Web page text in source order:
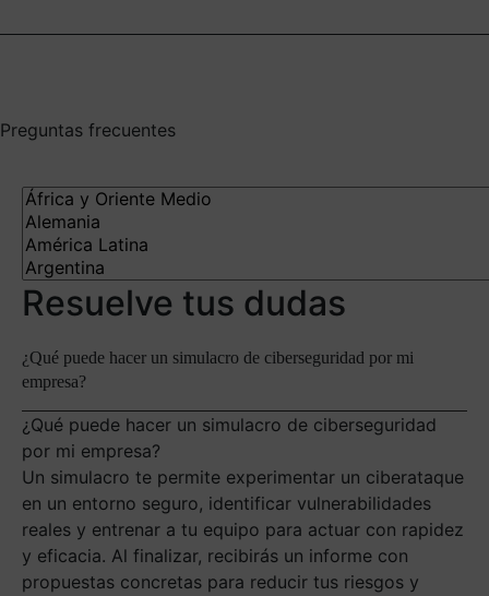
Preguntas frecuentes
Resuelve tus dudas
¿Qué puede hacer un simulacro de ciberseguridad por mi
empresa?
¿Qué puede hacer un simulacro de ciberseguridad
por mi empresa?
Un simulacro te permite experimentar un ciberataque
en un entorno seguro, identificar vulnerabilidades
reales y entrenar a tu equipo para actuar con rapidez
y eficacia. Al finalizar, recibirás un informe con
propuestas concretas para reducir tus riesgos y